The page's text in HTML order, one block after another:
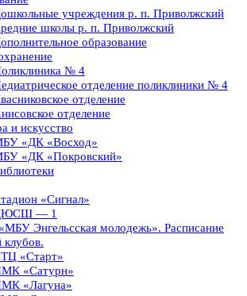
учреждения р. п. Приволжский
школы р. п. Приволжский
образование
№ 4
отделение поликлиники № 4
отделение
отделение
и искусство
«ДК «Восход»
«ДК «Покровский»
«Сигнал»
— 1
Энгельсская молодежь». Расписание
клубов.
«Старт»
«Сатурн»
«Лагуна»